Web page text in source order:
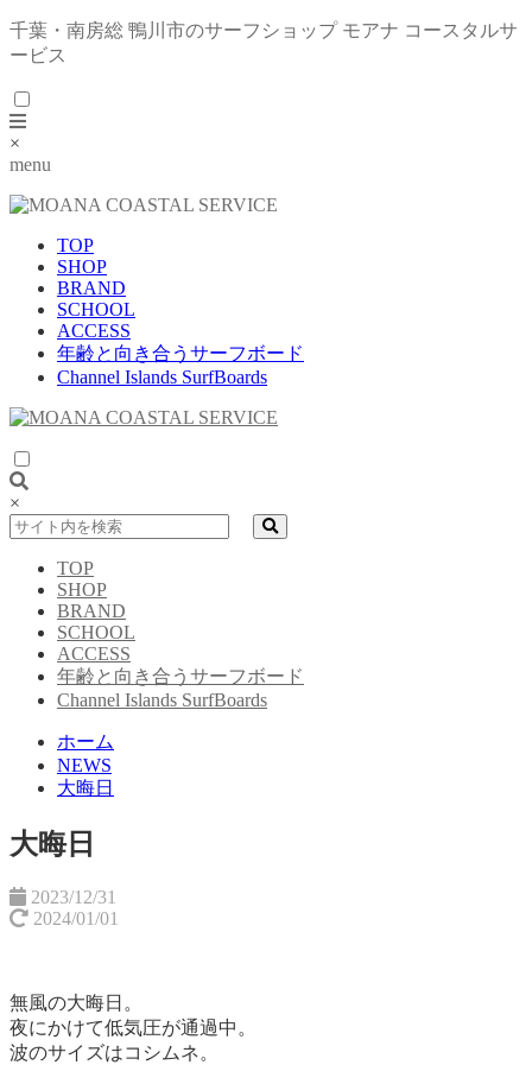
千葉・南房総 鴨川市のサーフショップ モアナ コースタルサ
ービス
×
menu
TOP
SHOP
BRAND
SCHOOL
ACCESS
年齢と向き合うサーフボード
Channel Islands SurfBoards
×
TOP
SHOP
BRAND
SCHOOL
ACCESS
年齢と向き合うサーフボード
Channel Islands SurfBoards
ホーム
NEWS
大晦日
大晦日
2023/12/31
2024/01/01
無風の大晦日。
夜にかけて低気圧が通過中。
波のサイズはコシムネ。